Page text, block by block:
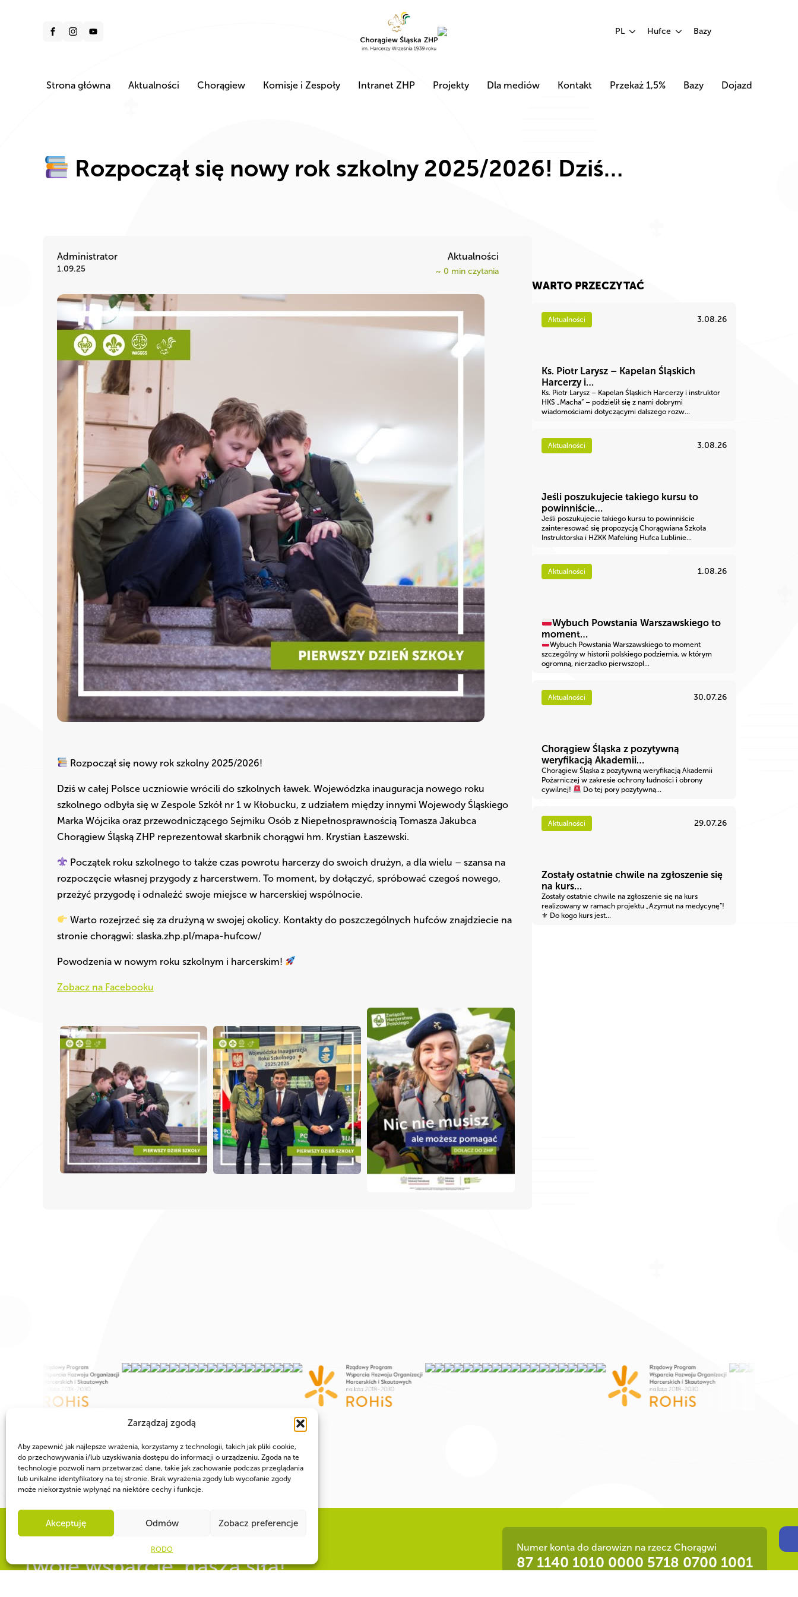
Zarządzaj zgodą
Aby zapewnić jak najlepsze wrażenia, korzystamy z technologii, takich jak pliki cookie,
do przechowywania i/lub uzyskiwania dostępu do informacji o urządzeniu. Zgoda na te
technologie pozwoli nam przetwarzać dane, takie jak zachowanie podczas przeglądania
lub unikalne identyfikatory na tej stronie. Brak wyrażenia zgody lub wycofanie zgody
może niekorzystnie wpłynąć na niektóre cechy i funkcje.
Akceptuję Odmów Zobacz preferencje
RODO
PL Hufce Bazy
Strona główna Aktualności Chorągiew Komisje i Zespoły Intranet ZHP Projekty Dla mediów Kontakt Przekaż 1,5% Bazy Dojazd
Rozpoczął się nowy rok szkolny 2025/2026! Dziś…
Administrator
1.09.25
Aktualności
~ 0 min czytania
Rozpoczął się nowy rok szkolny 2025/2026!
Dziś w całej Polsce uczniowie wrócili do szkolnych ławek. Wojewódzka inauguracja nowego roku
szkolnego odbyła się w Zespole Szkół nr 1 w Kłobucku, z udziałem między innymi Wojewody Śląskiego
Marka Wójcika oraz przewodniczącego Sejmiku Osób z Niepełnosprawnością Tomasza Jakubca
Chorągiew Śląską ZHP reprezentował skarbnik chorągwi hm. Krystian Łaszewski.
Początek roku szkolnego to także czas powrotu harcerzy do swoich drużyn, a dla wielu – szansa na
rozpoczęcie własnej przygody z harcerstwem. To moment, by dołączyć, spróbować czegoś nowego,
przeżyć przygodę i odnaleźć swoje miejsce w harcerskiej wspólnocie.
Warto rozejrzeć się za drużyną w swojej okolicy. Kontakty do poszczególnych hufców znajdziecie na
stronie chorągwi: slaska.zhp.pl/mapa-hufcow/
Powodzenia w nowym roku szkolnym i harcerskim!
Zobacz na Facebooku
WARTO PRZECZYTAĆ
Aktualności 3.08.26
Ks. Piotr Larysz – Kapelan Śląskich
Harcerzy i…
Ks. Piotr Larysz – Kapelan Śląskich Harcerzy i instruktor
HKS „Macha” – podzielił się z nami dobrymi
wiadomościami dotyczącymi dalszego rozw...
Aktualności 3.08.26
Jeśli poszukujecie takiego kursu to
powinniście…
Jeśli poszukujecie takiego kursu to powinniście
zainteresować się propozycją Chorągwiana Szkoła
Instruktorska i HZKK Mafeking Hufca Lublinie...
Aktualności 1.08.26
Wybuch Powstania Warszawskiego to
moment…
Wybuch Powstania Warszawskiego to moment
szczególny w historii polskiego podziemia, w którym
ogromną, nierzadko pierwszopl...
Aktualności 30.07.26
Chorągiew Śląska z pozytywną
weryfikacją Akademii…
Chorągiew Śląska z pozytywną weryfikacją Akademii
Pożarniczej w zakresie ochrony ludności i obrony
cywilnej!
Do tej pory pozytywną...
Aktualności 29.07.26
Zostały ostatnie chwile na zgłoszenie się
na kurs…
Zostały ostatnie chwile na zgłoszenie się na kurs
realizowany w ramach projektu „Azymut na medycynę”!
⚜ Do kogo kurs jest...
WSPÓLNIE DLA HARCERSKIEJ MISJI
Twoje wsparcie, nasza siła!
Numer konta do darowizn na rzecz Chorągwi
87 1140 1010 0000 5718 0700 1001